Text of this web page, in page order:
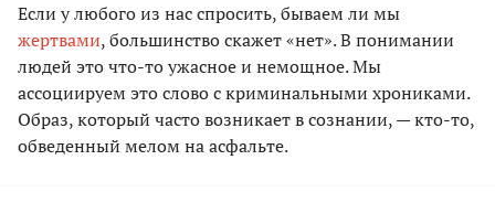
Если у любого из нас спросить, бываем ли мы
жертвами, большинство скажет «нет». В понимании
людей это что-то ужасное и немощное. Мы
ассоциируем это слово с криминальными хрониками.
Образ, который часто возникает в сознании, — кто-то,
обведенный мелом на асфальте.